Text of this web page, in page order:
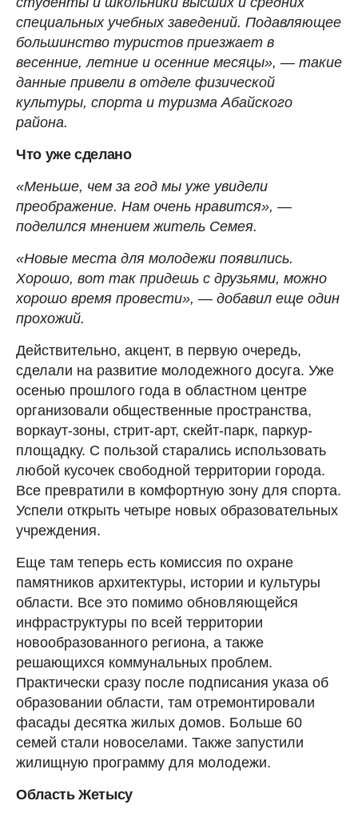
специальных учебных заведений. Подавляющее
большинство туристов приезжает в
весенние, летние и осенние месяцы», — такие
данные привели в отделе физической
культуры, спорта и туризма Абайского
района.
Что уже сделано
«Меньше, чем за год мы уже увидели
преображение. Нам очень нравится», —
поделился мнением житель Семея.
«Новые места для молодежи появились.
Хорошо, вот так придешь с друзьями, можно
хорошо время провести», — добавил еще один
прохожий.
Действительно, акцент, в первую очередь,
сделали на развитие молодежного досуга. Уже
осенью прошлого года в областном центре
организовали общественные пространства,
воркаут-зоны, стрит-арт, скейт-парк, паркур-
площадку. С пользой старались использовать
любой кусочек свободной территории города.
Все превратили в комфортную зону для спорта.
Успели открыть четыре новых образовательных
учреждения.
Еще там теперь есть комиссия по охране
памятников архитектуры, истории и культуры
области. Все это помимо обновляющейся
инфраструктуры по всей территории
новообразованного региона, а также
решающихся коммунальных проблем.
Практически сразу после подписания указа об
образовании области, там отремонтировали
фасады десятка жилых домов. Больше 60
семей стали новоселами. Также запустили
жилищную программу для молодежи.
Область Жетысу